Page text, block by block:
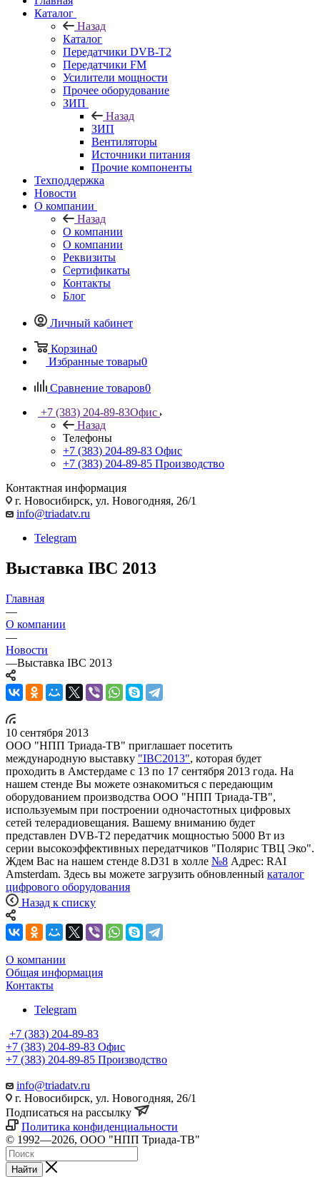
Каталог
Назад
Каталог
Передатчики DVB-T2
Передатчики FM
Усилители мощности
Прочее оборудование
ЗИП
Назад
ЗИП
Вентиляторы
Источники питания
Прочие компоненты
Техподдержка
Новости
О компании
Назад
О компании
О компании
Реквизиты
Сертификаты
Контакты
Блог
Личный кабинет
Корзина0
Избранные товары0
Сравнение товаров0
+7 (383) 204-89-83Офис
Назад
Телефоны
+7 (383) 204-89-83 Офис
+7 (383) 204-89-85 Производство
Контактная информация
г. Новосибирск, ул. Новогодняя, 26/1
info@triadatv.ru
Telegram
Выставка IBC 2013
Главная
—
О компании
—
Новости
—Выставка IBC 2013
10 сентября 2013
ООО "НПП Триада-ТВ" приглашает посетить
международную выставку "IBC2013", которая будет
проходить в Амстердаме с 13 по 17 сентября 2013 года. На
нашем стенде Вы можете ознакомиться с передающим
оборудованием производства ООО "НПП Триада-ТВ",
используемым при построении одночастотных цифровых
сетей телерадиовещания. Вашему вниманию будет
представлен DVB-T2 передатчик мощностью 5000 Вт из
серии высокоэффективных передатчиков "Полярис ТВЦ Эко".
Ждем Вас на нашем стенде 8.D31 в холле №8 Адрес: RAI
Amsterdam. Здесь вы можете загрузить обновленный каталог
цифрового оборудования
Назад к списку
О компании
Общая информация
Контакты
Telegram
+7 (383) 204-89-83
+7 (383) 204-89-83 Офис
+7 (383) 204-89-85 Производство
info@triadatv.ru
г. Новосибирск, ул. Новогодняя, 26/1
Подписаться на рассылку
Политика конфиденциальности
© 1992—2026, ООО "НПП Триада-ТВ"
Найти